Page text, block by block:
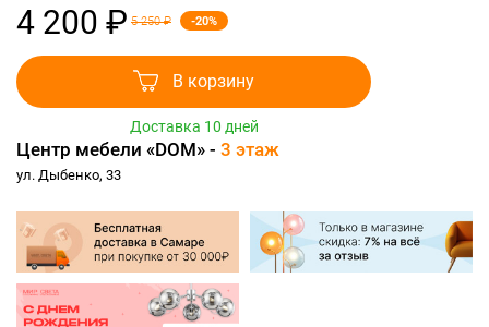
4 200 ₽ 5 250 ₽ -20%
В корзину
Доставка 10 дней
Центр мебели «DOM» - 3 этаж
ул. Дыбенко, 33